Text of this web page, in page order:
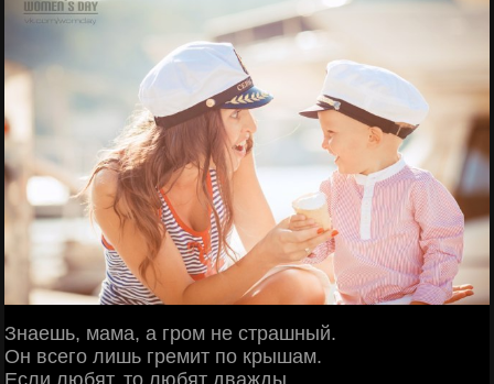
Знаешь, мама, а гром не страшный.
Он всего лишь гремит по крышам.